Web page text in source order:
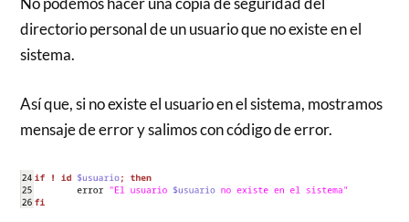
directorio personal de un usuario que no existe en el
sistema.
Así que, si no existe el usuario en el sistema, mostramos
mensaje de error y salimos con código de error.